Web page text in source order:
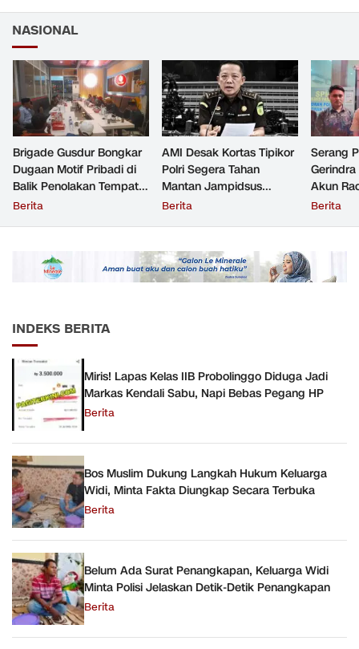
NASIONAL
Brigade Gusdur Bongkar
Dugaan Motif Pribadi di
Balik Penolakan Tempat
Ibadah GKJW Bangil
Berita
AMI Desak Kortas Tipikor
Polri Segera Tahan
Mantan Jampidsus
Tersangka Korupsi
Berita
Serang
Akun
Resmi
Berita
INDEKS BERITA
Miris! Lapas Kelas IIB Probolinggo Diduga Jadi
Markas Kendali Sabu, Napi Bebas Pegang HP
Berita
Bos Muslim Dukung Langkah Hukum Keluarga
Widi, Minta Fakta Diungkap Secara Terbuka
Berita
Belum Ada Surat Penangkapan, Keluarga Widi
Minta Polisi Jelaskan Detik-Detik Penangkapan
Berita